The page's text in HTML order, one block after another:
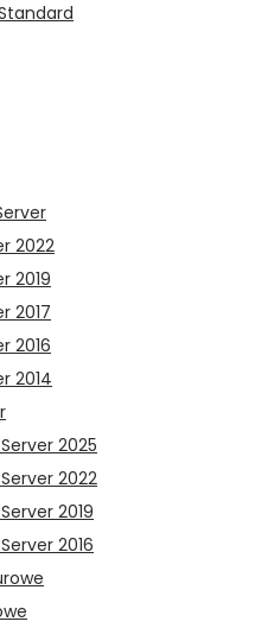
2022
2019
2017
2016
2014
2025
2022
2019
2016